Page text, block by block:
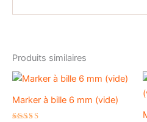
Produits similaires
Marker à bille 6 mm (vide)